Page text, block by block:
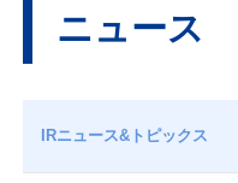
ニュース
IRニュース&トピックス